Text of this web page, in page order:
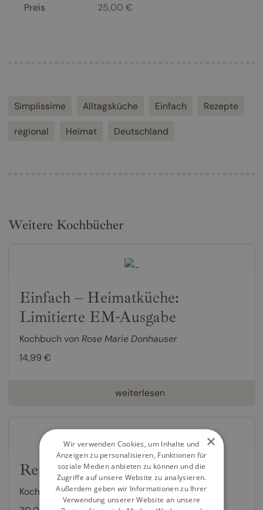
Preis
25,00 €
Simplissime Alltagsküche Einfach Rezepte
regional Heimat Deutschland
Weitere Kochbücher
Einfach – Heimatküche:
Limitierte EM-Ausgabe
Kochbuch von Rose Marie Donhauser
14,99 €
weiterlesen
Reis, der
Kochbuch vonRose Marie Donhauser
×
Wir verwenden Cookies, um Inhalte und
Anzeigen zu personalisieren, Funktionen für
soziale Medien anbieten zu können und die
Zugriffe auf unsere Website zu analysieren.
Außerdem geben wir Informationen zu Ihrer
Verwendung unserer Website an unsere